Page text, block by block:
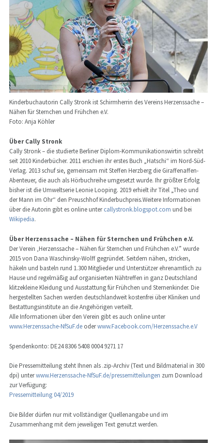
Kinderbuchautorin Cally Stronk ist Schirmherrin des Vereins Herzenssache –
Nähen für Sternchen und Frühchen e.V.
Foto: Anja Köhler
Über Cally Stronk
Cally Stronk – die studierte Berliner Diplom-Kommunikationswirtin schreibt
seit 2010 Kinderbücher. 2011 erschien ihr erstes Buch „Hatschi“ im Nord-Süd-
Verlag. 2013 schuf sie, gemeinsam mit Steffen Herzberg die Giraffenaffen-
Abenteuer, die auch als Hörbuchreihe umgesetzt wurde. Ihr größter Erfolg
bisher ist die Umweltserie Leonie Looping. 2019 erhielt ihr Titel „Theo und
der Mann im Ohr“ den Preuschhof Kinderbuchpreis.Weitere Informationen
über die Autorin gibt es online untercallystronk.blogspot.com und bei
Wikipedia.
Über Herzenssache – Nähen für Sternchen und Frühchen e.V.
Der Verein ‚Herzenssache – Nähen für Sternchen und Frühchen e.V.” wurde
2015 von Dana Waschinsky-Wolff gegründet. Seitdem nähen, stricken,
häkeln und basteln rund 1.300 Mitglieder und Unterstützer ehrenamtlich zu
Hause und regelmäßig auf organisierten Nähtreffen in ganz Deutschland
klitzekleine Kleidung und Ausstattung für Frühchen und Sternenkinder. Die
hergestellten Sachen werden deutschlandweit kostenfrei über Kliniken und
Bestattungsinstitute an die Angehörigen verteilt.
Alle Informationen über den Verein gibt es auch online unter
www.Herzenssache-NfSuF.deoderwww.Facebook.com/Herzenssache.e.V
Spendenkonto: DE24 8306 5408 0004 9271 17
Die Pressemitteilung steht Ihnen als .zip-Archiv (Text und Bildmaterial in 300
dpi) unterwww.Herzenssache-NfSuF.de/pressemitteilungen zum Download
zur Verfügung:
Pressemitteilung 04/2019
Die Bilder dürfen nur mit vollständiger Quellenangabe und im
Zusammenhang mit dem jeweiligen Text genutzt werden.